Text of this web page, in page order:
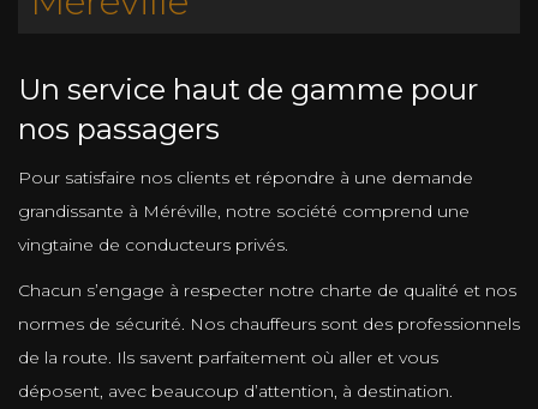
Un service haut de gamme pour
nos passagers
Pour satisfaire nos clients et répondre à une demande
grandissante à Méréville, notre société comprend une
vingtaine de conducteurs privés.
Chacun s’engage à respecter notre charte de qualité et nos
normes de sécurité. Nos chauffeurs sont des professionnels
de la route. Ils savent parfaitement où aller et vous
déposent, avec beaucoup d’attention, à destination.